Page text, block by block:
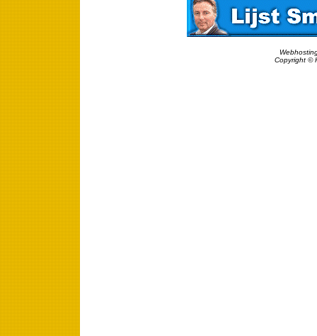
Copyright ©